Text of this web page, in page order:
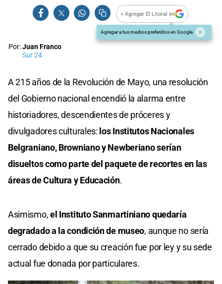
+ Agregar El Litoral en
Agregar a tus medios preferidos en Google
Por:Juan Franco
Sur 24
A 215 años de la Revolución de Mayo, una resolución
del Gobierno nacional encendió la alarma entre
historiadores, descendientes de próceres y
divulgadores culturales: los Institutos Nacionales
Belgraniano, Browniano y Newberiano serían
disueltos como parte del paquete de recortes en las
áreas de Cultura y Educación.
Asimismo,el Instituto Sanmartiniano quedaría
degradado a la condición de museo, aunque no sería
cerrado debido a que su creación fue por ley y su sede
actual fue donada por particulares.